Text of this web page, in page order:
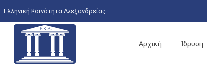
Ελληνική Κοινότητα Αλεξανδρείας
Αρχική Ίδρυση